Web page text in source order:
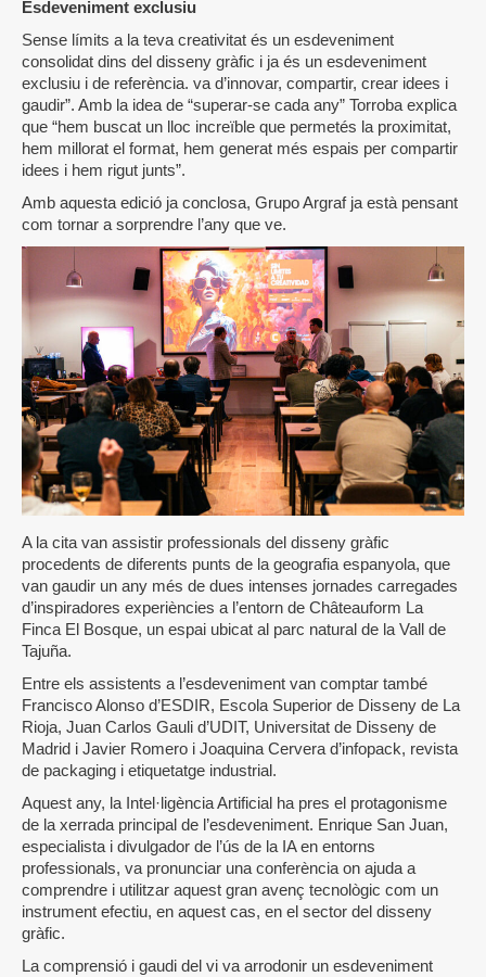
Esdeveniment exclusiu
Sense límits a la teva creativitat és un esdeveniment
consolidat dins del disseny gràfic i ja és un esdeveniment
exclusiu i de referència. va d’innovar, compartir, crear idees i
gaudir”. Amb la idea de “superar-se cada any” Torroba explica
que “hem buscat un lloc increïble que permetés la proximitat,
hem millorat el format, hem generat més espais per compartir
idees i hem rigut junts”.
Amb aquesta edició ja conclosa, Grupo Argraf ja està pensant
com tornar a sorprendre l’any que ve.
A la cita van assistir professionals del disseny gràfic
procedents de diferents punts de la geografia espanyola, que
van gaudir un any més de dues intenses jornades carregades
d’inspiradores experiències a l’entorn de Châteauform La
Finca El Bosque, un espai ubicat al parc natural de la Vall de
Tajuña.
Entre els assistents a l’esdeveniment van comptar també
Francisco Alonso d’ESDIR, Escola Superior de Disseny de La
Rioja, Juan Carlos Gauli d’UDIT, Universitat de Disseny de
Madrid i Javier Romero i Joaquina Cervera d’infopack, revista
de packaging i etiquetatge industrial.
Aquest any, la Intel·ligència Artificial ha pres el protagonisme
de la xerrada principal de l’esdeveniment. Enrique San Juan,
especialista i divulgador de l’ús de la IA en entorns
professionals, va pronunciar una conferència on ajuda a
comprendre i utilitzar aquest gran avenç tecnològic com un
instrument efectiu, en aquest cas, en el sector del disseny
gràfic.
La comprensió i gaudi del vi va arrodonir un esdeveniment